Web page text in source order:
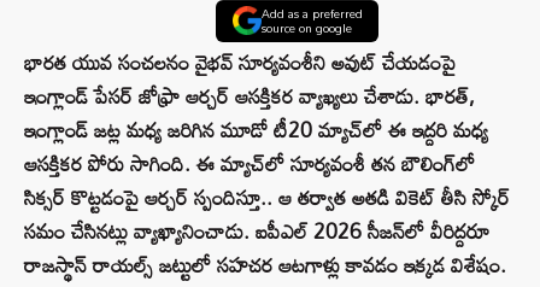
Add as a preferred
source on google
భారత యువ సంచలనం వైభవ్ సూర్యవంశీని అవుట్ చేయడంపై
ఇంగ్లాండ్ పేసర్ జోఫ్రా ఆర్చర్ ఆసక్తికర వ్యాఖ్యలు చేశాడు. భారత్,
ఇంగ్లాండ్ జట్ల మధ్య జరిగిన మూడో టీ20 మ్యాచ్‌లో ఈ ఇద్దరి మధ్య
ఆసక్తికర పోరు సాగింది. ఈ మ్యాచ్‌లో సూర్యవంశీ తన బౌలింగ్‌లో
సిక్సర్‌ కొట్టడంపై ఆర్చర్ స్పందిస్తూ.. ఆ తర్వాత అతడి వికెట్‌ తీసి స్కోర్‌
సమం చేసినట్లు వ్యాఖ్యానించాడు. ఐపీఎల్ 2026 సీజన్‌లో వీరిద్దరూ
రాజస్థాన్‌ రాయల్స్‌ జట్టులో సహచర ఆటగాళ్లు కావడం ఇక్కడ విశేషం.